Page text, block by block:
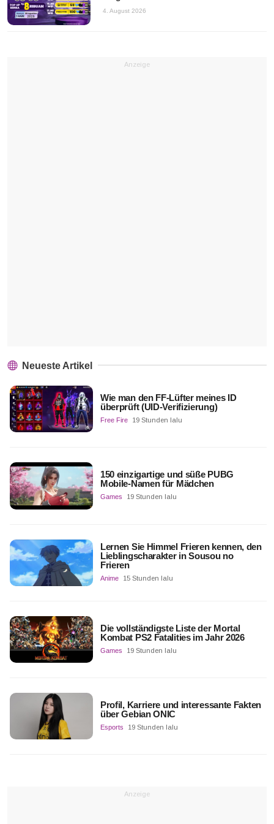
4. August 2026
Anzeige
Neueste Artikel
Wie man den FF-Lüfter meines ID
überprüft (UID-Verifizierung)
Free Fire 19 Stunden lalu
150 einzigartige und süße PUBG
Mobile-Namen für Mädchen
Games 19 Stunden lalu
Lernen Sie Himmel Frieren kennen, den
Lieblingscharakter in Sousou no
Frieren
Anime 15 Stunden lalu
Die vollständigste Liste der Mortal
Kombat PS2 Fatalities im Jahr 2026
Games 19 Stunden lalu
Profil, Karriere und interessante Fakten
über Gebian ONIC
Esports 19 Stunden lalu
Anzeige